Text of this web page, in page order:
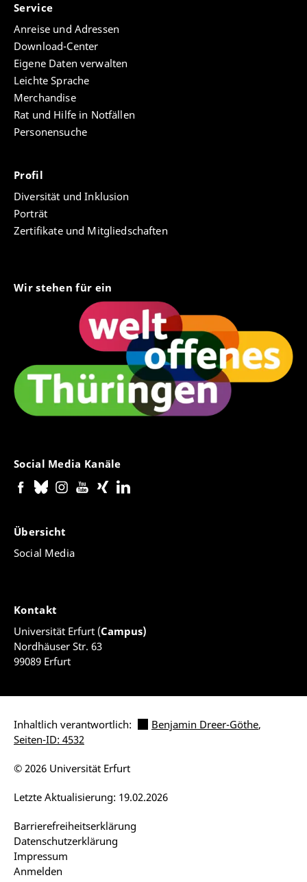
Service
Anreise und Adressen
Download-Center
Eigene Daten verwalten
Leichte Sprache
Merchandise
Rat und Hilfe in Notfällen
Personensuche
Profil
Diversität und Inklusion
Porträt
Zertifikate und Mitgliedschaften
Wir stehen für ein
Social Media Kanäle
Übersicht
Social Media
Kontakt
Universität Erfurt (Campus)
Nordhäuser Str. 63
99089 Erfurt
Inhaltlich verantwortlich: Benjamin Dreer-Göthe,
Seiten-ID: 4532
Barrierefreiheitserklärung
Datenschutzerklärung
Impressum
Anmelden
Letzte Aktualisierung: 19.02.2026
© 2026 Universität Erfurt